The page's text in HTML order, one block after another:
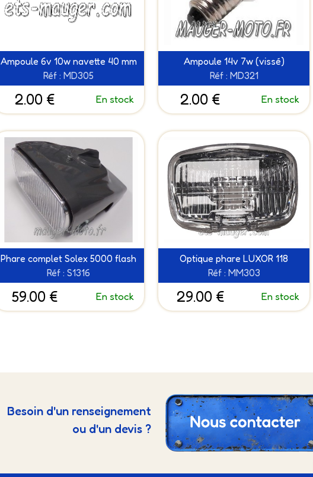
Ampoule 6v 10w navette 40 mm
Réf : MD305
2.00 € En stock
Ampoule 14v 7w (vissé)
Réf : MD321
2.00 € En stock
Phare complet Solex 5000 flash
Réf : S1316
59.00 € En stock
Optique phare LUXOR 118
Réf : MM303
29.00 € En stock
Besoin d'un renseignement
ou d'un devis ?